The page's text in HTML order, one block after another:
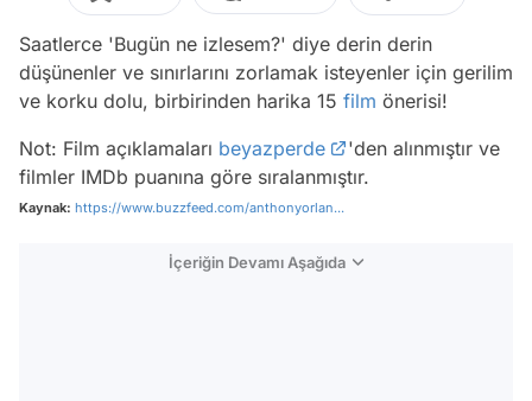
Saatlerce 'Bugün ne izlesem?' diye derin derin
düşünenler ve sınırlarını zorlamak isteyenler için gerilim
ve korku dolu, birbirinden harika 15 film önerisi!
Not: Film açıklamaları beyazperde
'den alınmıştır ve
filmler IMDb puanına göre sıralanmıştır.
Kaynak: https://www.buzzfeed.com/anthonyorlan...
İçeriğin Devamı Aşağıda